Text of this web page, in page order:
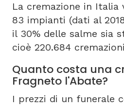
La cremazione in Italia
83 impianti (dati al
il 30% delle salme sia
cioè 220.684
Quanto costa una
Fragneto l'Abate?
I prezzi di un funerale